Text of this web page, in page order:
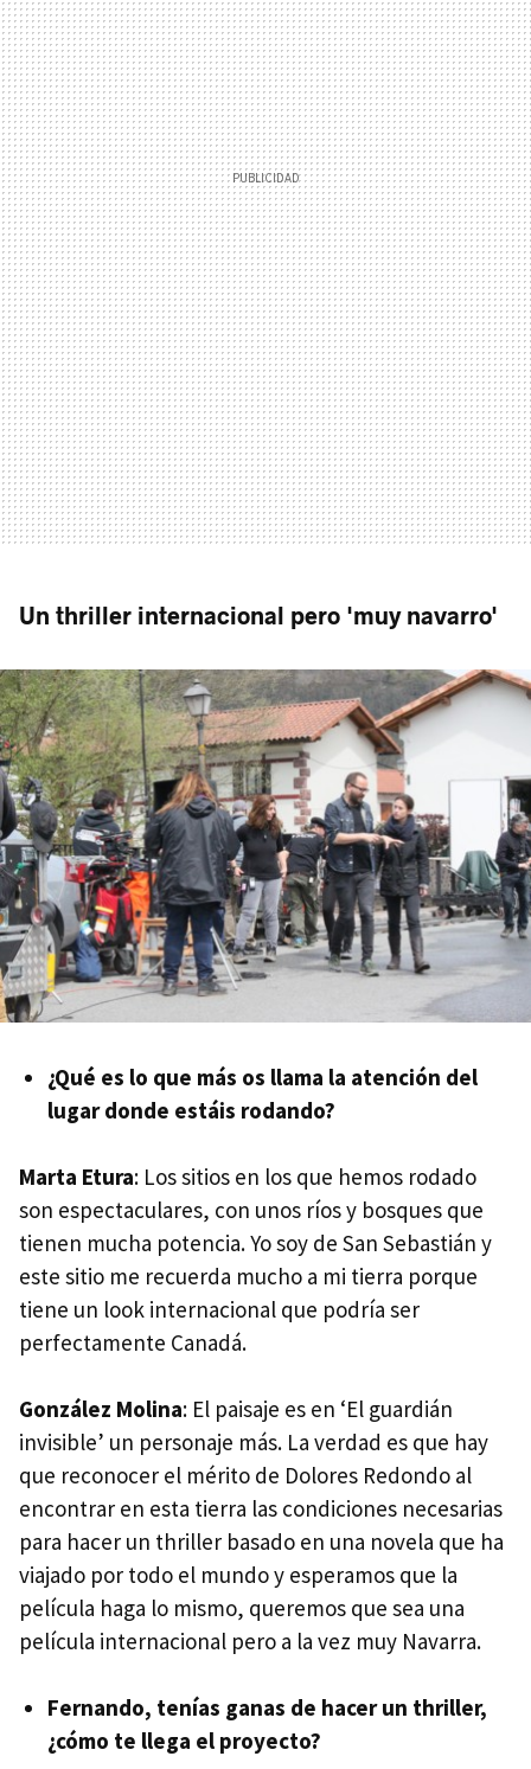
Un thriller internacional pero 'muy navarro'
¿Qué es lo que más os llama la atención del
lugar donde estáis rodando?
Marta Etura: Los sitios en los que hemos rodado
son espectaculares, con unos ríos y bosques que
tienen mucha potencia. Yo soy de San Sebastián y
este sitio me recuerda mucho a mi tierra porque
tiene un look internacional que podría ser
perfectamente Canadá.
González Molina: El paisaje es en ‘El guardián
invisible’ un personaje más. La verdad es que hay
que reconocer el mérito de Dolores Redondo al
encontrar en esta tierra las condiciones necesarias
para hacer un thriller basado en una novela que ha
viajado por todo el mundo y esperamos que la
película haga lo mismo, queremos que sea una
película internacional pero a la vez muy Navarra.
Fernando, tenías ganas de hacer un thriller,
¿cómo te llega el proyecto?